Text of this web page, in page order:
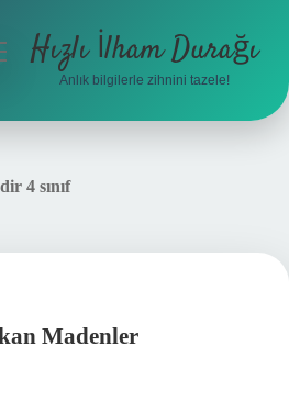
Hızlı İlham Durağı
Anlık bilgilerle zihnini tazele!
4 sınıf
Madenler